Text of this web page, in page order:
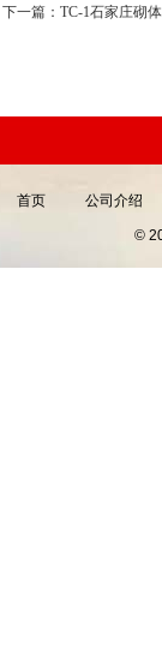
下一篇： TC-1石家庄砌
首页 公司介绍
©